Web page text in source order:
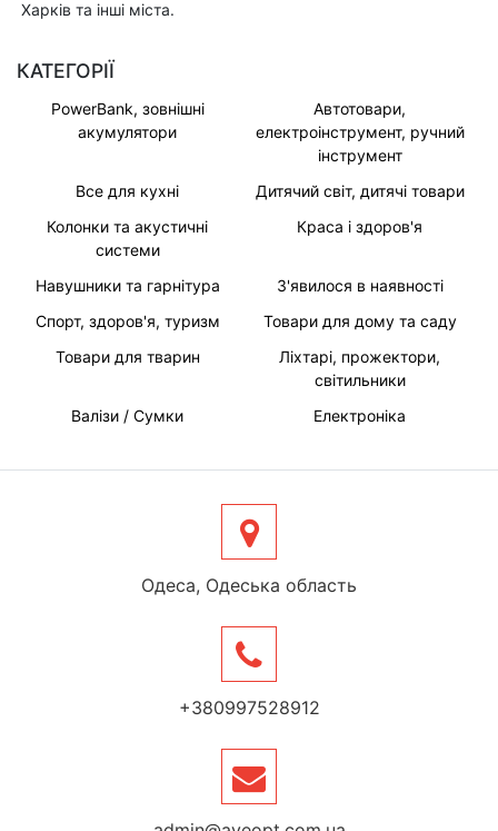
Харків та інші міста.
КАТЕГОРІЇ
PowerBank, зовнішні
акумулятори
Автотовари,
електроінструмент, ручний
інструмент
Все для кухні
Дитячий світ, дитячі товари
Колонки та акустичні
системи
Краса і здоров'я
Навушники та гарнітура
З'явилося в наявності
Спорт, здоров'я, туризм
Товари для дому та саду
Товари для тварин
Ліхтарі, прожектори,
світильники
Валізи / Сумки
Електроніка
Одеса, Одеська область
+380997528912